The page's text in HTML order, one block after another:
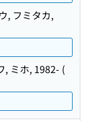
, フミタカ,
, ミホ, 1982- (